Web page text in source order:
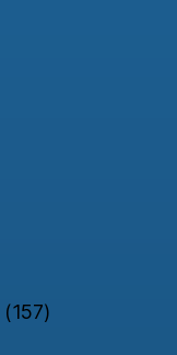
(157)